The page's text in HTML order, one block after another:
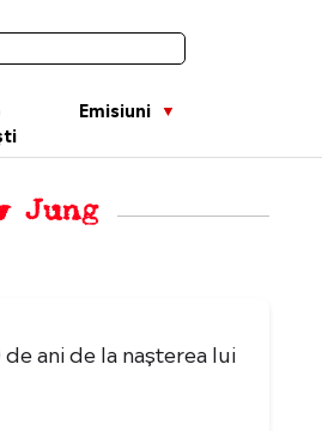
Emisiuni
Jung
ani de la nașterea lui